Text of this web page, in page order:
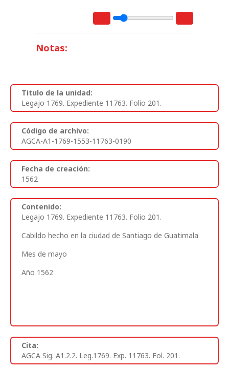
Notas:
Titulo de la unidad:
Legajo 1769. Expediente 11763. Folio 201.
Código de archivo:
AGCA-A1-1769-1553-11763-0190
Fecha de creación:
1562
Contenido:
Legajo 1769. Expediente 11763. Folio 201.
Cabildo hecho en la ciudad de Santiago de Guatimala
Mes de mayo
Año 1562
Cita:
AGCA Sig. A1.2.2. Leg.1769. Exp. 11763. Fol. 201.